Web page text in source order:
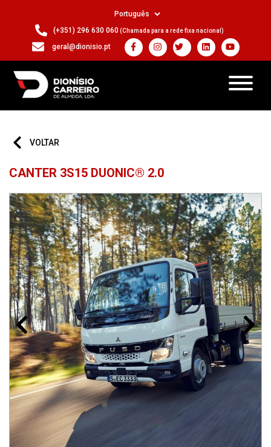
(+351) 296 630 060(Chamada para a rede fixa nacional)
geral@dionisio.pt
VOLTAR
CANTER 3S15 DUONIC® 2.0